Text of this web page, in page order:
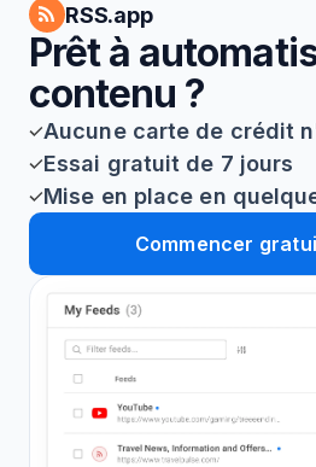
RSS.app
Prêt à
contenu ?
Aucune carte de crédit
Essai gratuit de 7 jours
Mise en place en
Commencer